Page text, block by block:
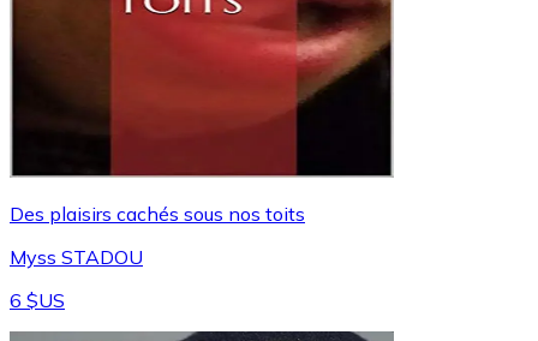
Des plaisirs cachés sous nos toits
Myss STADOU
6 $US